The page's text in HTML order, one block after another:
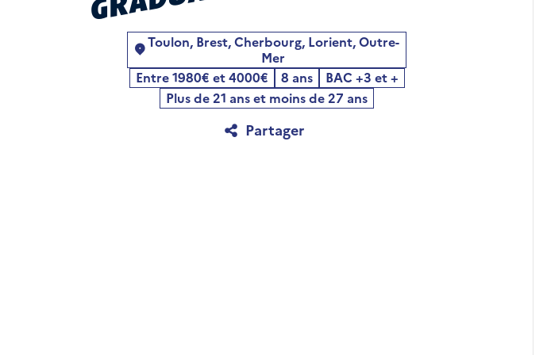
Localité
Toulon, Brest, Cherbourg, Lorient, Outre-
Mer
Entre 1980€ et 4000€
8 ans
BAC +3 et +
Plus de 21 ans et moins de 27 ans
Partager